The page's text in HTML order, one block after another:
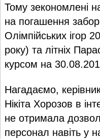
Тому зекономлені
на погашення
Олімпійських ігор
року) та літніх
курсом на
Нагадаємо,
Нікіта Хорозов в
не отримала
персонал навіть у